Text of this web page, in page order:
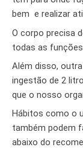
bem e realizar
O corpo precisa
todas as
Além disso,
ingestão de 2
que o nosso
Hábitos como o
também podem
abaixo do